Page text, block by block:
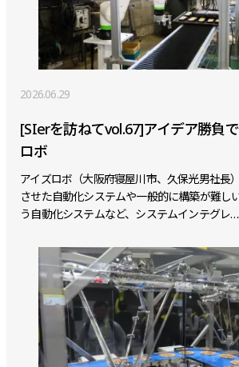
2026.06.29
[SIerを訪ねてvol.67]アイデア勝負
ロボ
アイズロボ（大阪府寝屋川市、久保光男社長
させた自動化システムや一般的に構築が難し
う自動化システムなど、システムインテグレ